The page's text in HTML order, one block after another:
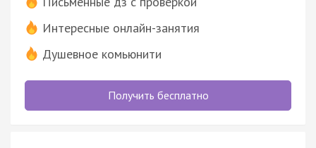
Интересные онлайн-занятия
Душевное комьюнити
Получить бесплатно